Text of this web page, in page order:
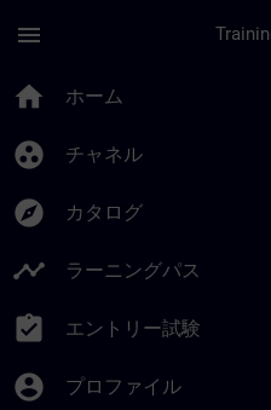
menu
home ホーム
group_work チャネル
explore カタログ
timeline ラーニングパス
assignment_turned_in エントリー試験
account_circle プロファイル